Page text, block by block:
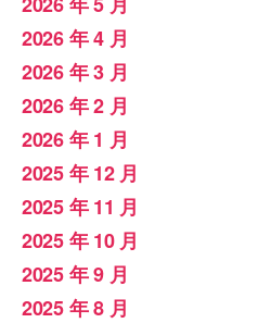
2026 年 4 月
2026 年 3 月
2026 年 2 月
2026 年 1 月
2025 年 12 月
2025 年 11 月
2025 年 10 月
2025 年 9 月
2025 年 8 月